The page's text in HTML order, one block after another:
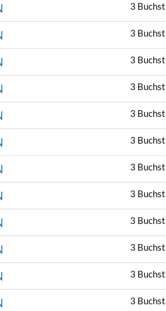
3
3
3
3
3
3
3
3
3
3
3
3